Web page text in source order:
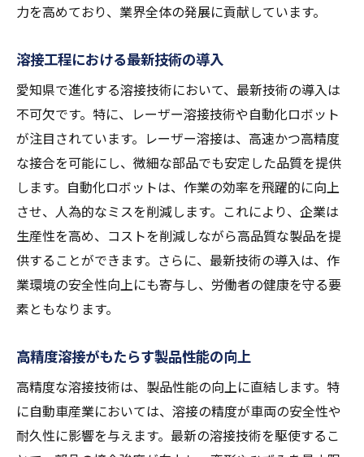
力を高めており、業界全体の発展に貢献しています。
溶接工程における最新技術の導入
愛知県で進化する溶接技術において、最新技術の導入は
不可欠です。特に、レーザー溶接技術や自動化ロボット
が注目されています。レーザー溶接は、高速かつ高精度
な接合を可能にし、微細な部品でも安定した品質を提供
します。自動化ロボットは、作業の効率を飛躍的に向上
させ、人為的なミスを削減します。これにより、企業は
生産性を高め、コストを削減しながら高品質な製品を提
供することができます。さらに、最新技術の導入は、作
業環境の安全性向上にも寄与し、労働者の健康を守る要
素ともなります。
高精度溶接がもたらす製品性能の向上
高精度な溶接技術は、製品性能の向上に直結します。特
に自動車産業においては、溶接の精度が車両の安全性や
耐久性に影響を与えます。最新の溶接技術を駆使するこ